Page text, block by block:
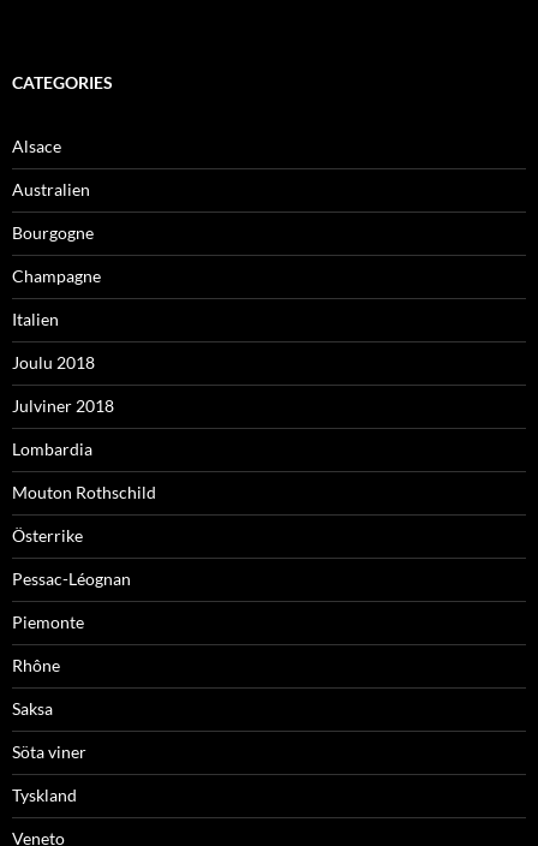
CATEGORIES
Alsace
Australien
Bourgogne
Champagne
Italien
Joulu 2018
Julviner 2018
Lombardia
Mouton Rothschild
Österrike
Pessac-Léognan
Piemonte
Rhône
Saksa
Söta viner
Tyskland
Veneto